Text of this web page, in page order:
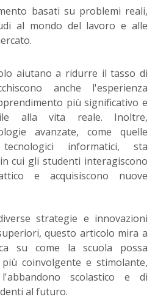
basati su problemi reali,
al mondo del lavoro e alle
aiutano a ridurre il tasso di
anche l'esperienza
più significativo e
alla vita reale. Inoltre,
avanzate, come quelle
informatici, sta
cui gli studenti interagiscono
e acquisiscono nuove
strategie e innovazioni
questo articolo mira a
su come la scuola possa
coinvolgente e stimolante,
scolastico e di
al futuro.